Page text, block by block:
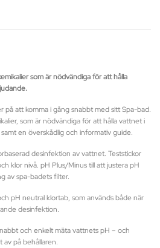
som är nödvändiga för att hålla
på att komma i gång snabbt med sitt Spa-bad.
som är nödvändiga för att hålla vattnet i
en överskådlig och informativ guide.
desinfektion av vattnet. Teststickor
klor nivå. pH Plus/Minus till att justera pH
av spa-badets filter.
pH neutral klortab, som används både när
desinfektion.
och enkelt mäta vattnets pH – och
av på behållaren.